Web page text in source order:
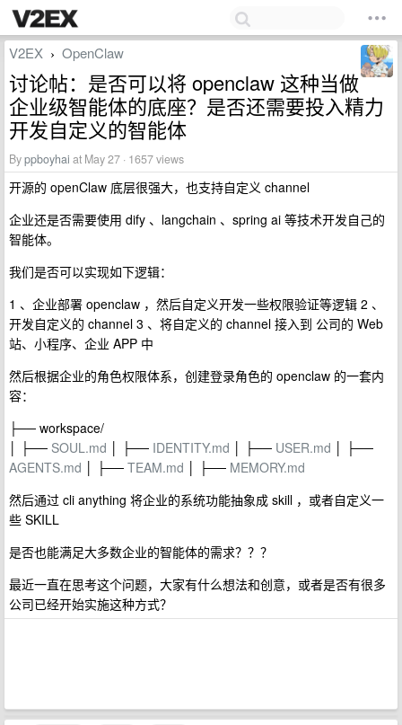
V2EX › OpenClaw
讨论帖：是否可以将 openclaw 这种当做
企业级智能体的底座？是否还需要投入精力
开发自定义的智能体
Byppboyhai at May 27 · 1657 views
开源的 openClaw 底层很强大，也支持自定义 channel
企业还是否需要使用 dify 、langchain 、spring ai 等技术开发自己的
智能体。
我们是否可以实现如下逻辑：
1 、企业部署 openclaw ，然后自定义开发一些权限验证等逻辑 2 、
开发自定义的 channel 3 、将自定义的 channel 接入到 公司的 Web
站、小程序、企业 APP 中
然后根据企业的角色权限体系，创建登录角色的 openclaw 的一套内
容：
├── workspace/
│ ├── SOUL.md │ ├── IDENTITY.md │ ├── USER.md │ ├──
AGENTS.md │ ├── TEAM.md │ ├── MEMORY.md
然后通过 cli anything 将企业的系统功能抽象成 skill ，或者自定义一
些 SKILL
是否也能满足大多数企业的智能体的需求？？？
最近一直在思考这个问题，大家有什么想法和创意，或者是否有很多
公司已经开始实施这种方式？